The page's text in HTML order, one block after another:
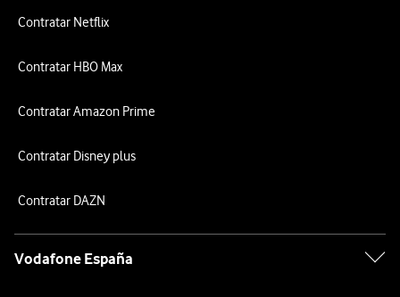
Contratar Netflix
Contratar HBO Max
Contratar Amazon Prime
Contratar Disney plus
Contratar DAZN
Vodafone España